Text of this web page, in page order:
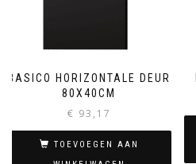
BASICO HORIZONTALE DEUR
80X40CM
€ 93,17
TOEVOEGEN AAN